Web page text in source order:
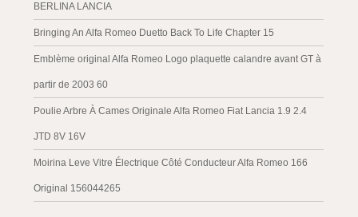
BERLINA LANCIA
Bringing An Alfa Romeo Duetto Back To Life Chapter 15
Emblème original Alfa Romeo Logo plaquette calandre avant GT à
partir de 2003 60
Poulie Arbre À Cames Originale Alfa Romeo Fiat Lancia 1.9 2.4
JTD 8V 16V
Moirina Leve Vitre Électrique Côté Conducteur Alfa Romeo 166
Original 156044265